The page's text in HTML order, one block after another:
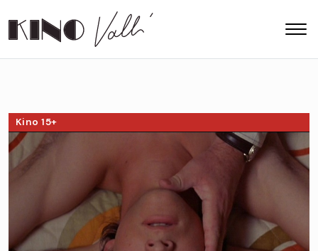
Kino 15+